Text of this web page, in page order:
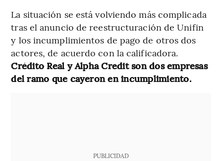
La situación se está volviendo más complicada
tras el anuncio de reestructuración de Unifin
y los incumplimientos de pago de otros dos
actores, de acuerdo con la calificadora.
Crédito Real y Alpha Credit son dos empresas
del ramo que cayeron en incumplimiento.
PUBLICIDAD